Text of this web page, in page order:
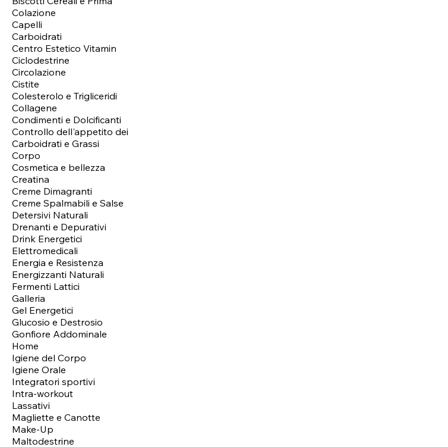
Colazione
Capelli
Carboidrati
Centro Estetico Vitamin
Ciclodestrine
Circolazione
Cistite
Colesterolo e Trigliceridi
Collagene
Condimenti e Dolcificanti
Controllo dell'appetito dei
Carboidrati e Grassi
Corpo
Cosmetica e bellezza
Creatina
Creme Dimagranti
Creme Spalmabili e Salse
Detersivi Naturali
Drenanti e Depurativi
Drink Energetici
Elettromedicali
Energia e Resistenza
Energizzanti Naturali
Fermenti Lattici
Galleria
Gel Energetici
Glucosio e Destrosio
Gonfiore Addominale
Home
Igiene del Corpo
Igiene Orale
Integratori sportivi
Intra-workout
Lassativi
Magliette e Canotte
Make-Up
Maltodestrine